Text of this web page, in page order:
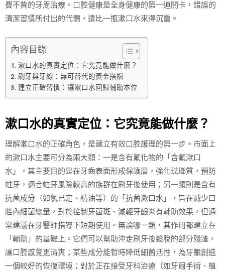
費不貲的牙周治療。口腔健康是全身健康的第一道關卡，錯誤的
清潔習慣所付出的代價，遠比一瓶漱口水來得沉重。
內容目錄
漱口水的真實定位：它究竟能做什麼？
刷牙與牙線：無可替代的黃金搭檔
建立正確習慣：讓漱口水回歸輔助本位
漱口水的真實定位：它究竟能做什麼？
理解漱口水的正確角色，是建立有效口腔護理的第一步。市面上
的漱口水主要可分為兩大類：一是含有氟化物的「含氟漱口
水」，其主要目的是在牙齒表面形成保護層，強化琺瑯質，預防
蛀牙，適合蛀牙風險較高的族群在刷牙後使用；另一類則是含有
抗菌成分（如氯己定、精油等）的「抗菌漱口水」，旨在減少口
腔內細菌總量，對於控制牙菌斑、減輕牙齦炎有輔助效果，但通
常建議在牙醫師指導下短期使用。無論哪一類，其作用都建立在
「輔助」的基礎上。它們可以幫助沖走刷牙後鬆脫的部分殘渣，
讓口腔感覺更清爽；某些成分能暫時降低細菌活性，為牙齦創造
一個較好的恢復環境；對於正在接受牙科治療（如牙周手術、植